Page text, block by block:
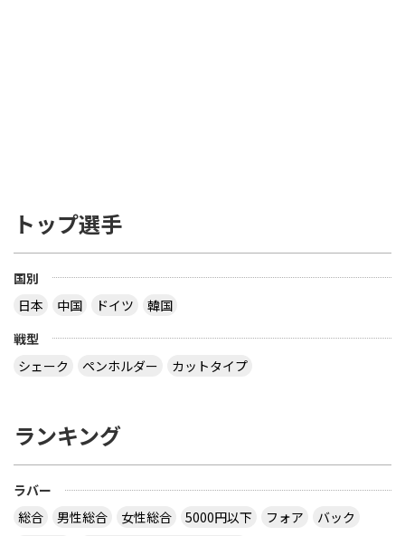
トップ選手
国別
日本
中国 ドイツ
韓国
戦型
シェーク
ペンホルダー カットタイプ
ランキング
ラバー
総合
男性総合 女性総合 5000円以下 フォア
バック